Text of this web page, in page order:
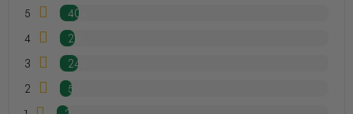
5
40x
4
21x
3
24x
2
5x